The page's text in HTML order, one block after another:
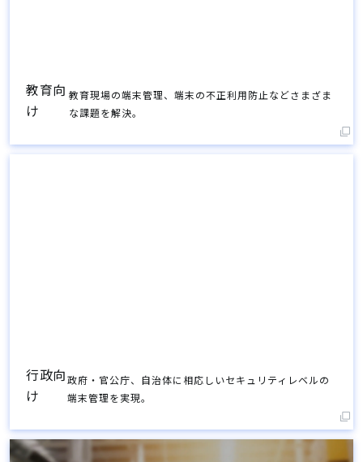
教育向
け
教育現場の端末管理、端末の不正利用防止などさまざま
な課題を解決。
行政向
け
政府・官公庁、自治体に相応しいセキュリティレベルの
端末管理を実現。